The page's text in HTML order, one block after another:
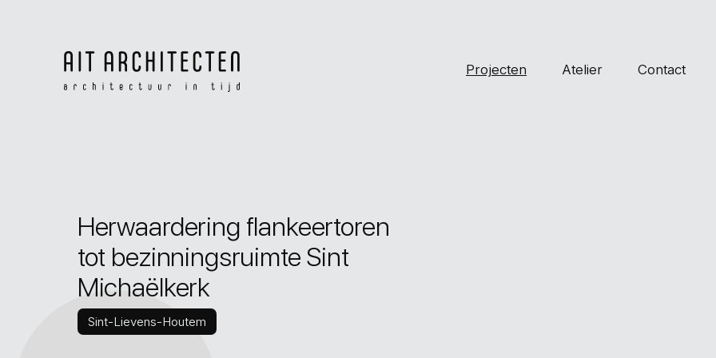
Projecten Atelier Contact
Herwaardering flankeertoren
tot bezinningsruimte Sint
Michaëlkerk
Sint-Lievens-Houtem